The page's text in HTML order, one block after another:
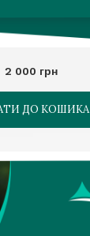
2 000 грн
ДО КОШИКА